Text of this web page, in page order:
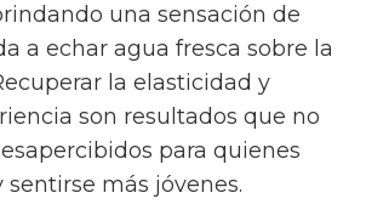
una sensación de
a echar agua fresca sobre la
la elasticidad y
son resultados que no
para quienes
sentirse más jóvenes.